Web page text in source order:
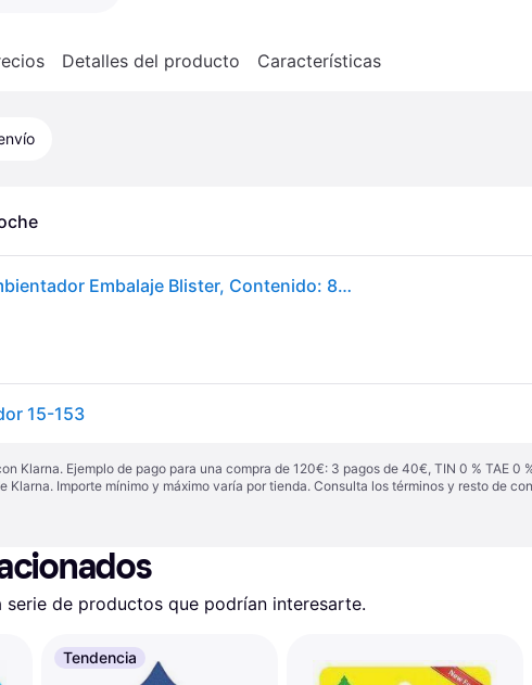
Detalles del producto Características
MOJE AUTO 15-153 Ambientador Embalaje Blister, Contenido: 8ml
15-153
Klarna. Ejemplo de pago para una compra de 120€: 3 pagos de 40€, TIN 0 % TAE
Klarna. Importe mínimo y máximo varía por tienda. Consulta los términos y resto de
serie de productos que podrían interesarte.
Tendencia